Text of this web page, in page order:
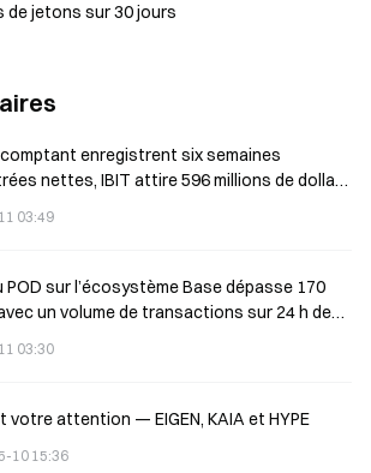
de jetons sur 30 jours
enregistrent six semaines
nettes, IBIT attire 596 millions de dollars
03:49
sur l’écosystème Base dépasse 170
un volume de transactions sur 24 h de
03:30
votre attention — EIGEN, KAIA et HYPE
10 15:36